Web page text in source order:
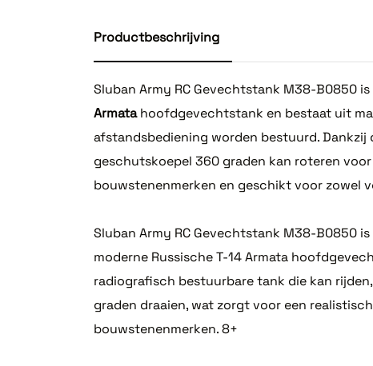
Productbeschrijving
Sluban Army RC Gevechtstank M38-B0850
Armatahoofdgevechtstank en bestaat uit
afstandsbediening worden bestuurd.
geschutskoepel 360 graden kan roteren
bouwstenenmerken en geschikt voor zowel
Sluban Army RC Gevechtstank M38-B0850
moderne Russische T-14 Armata
radiografisch bestuurbare tank die kan
graden draaien, wat zorgt voor een
bouwstenenmerken. 8+